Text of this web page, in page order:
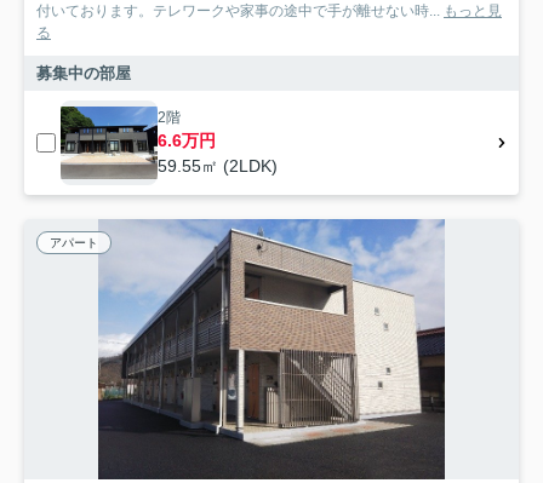
付いております。テレワークや家事の途中で手が離せない時... もっと見
る
募集中の部屋
2階
6.6万円
59.55㎡ (2LDK)
アパート